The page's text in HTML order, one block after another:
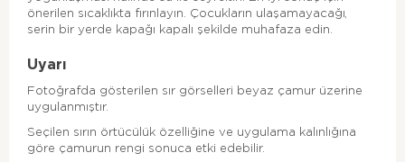
önerilen sıcaklıkta fırınlayın. Çocukların ulaşamayacağı,
serin bir yerde kapağı kapalı şekilde muhafaza edin.
Uyarı
Fotoğrafda gösterilen sır görselleri beyaz çamur üzerine
uygulanmıştır.
Seçilen sırın örtücülük özelliğine ve uygulama kalınlığına
göre çamurun rengi sonuca etki edebilir.